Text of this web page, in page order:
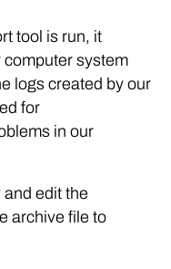
tool is run, it
system
logs created by our
for
in our
edit the
archive file to